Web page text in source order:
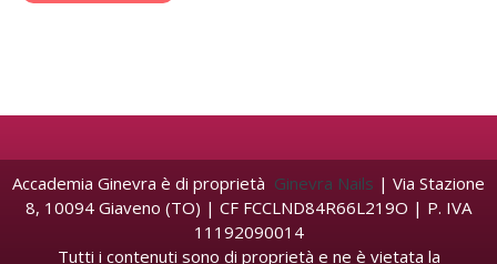
Accademia Ginevra è di proprietà Ginevra Nails | Via Stazione
8, 10094 Giaveno (TO) | CF FCCLND84R66L219O | P. IVA
11192090014
Tutti i contenuti sono di proprietà e ne è vietata la